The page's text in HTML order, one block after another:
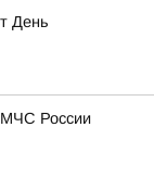
День
МЧС России